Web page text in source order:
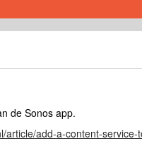
de Sonos app.
article/add-a-content-service-